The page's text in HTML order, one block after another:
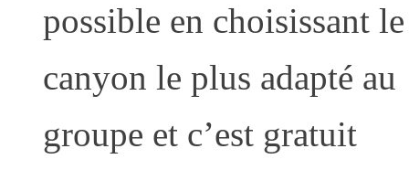
possible en choisissant le
canyon le plus adapté au
groupe et c’est gratuit